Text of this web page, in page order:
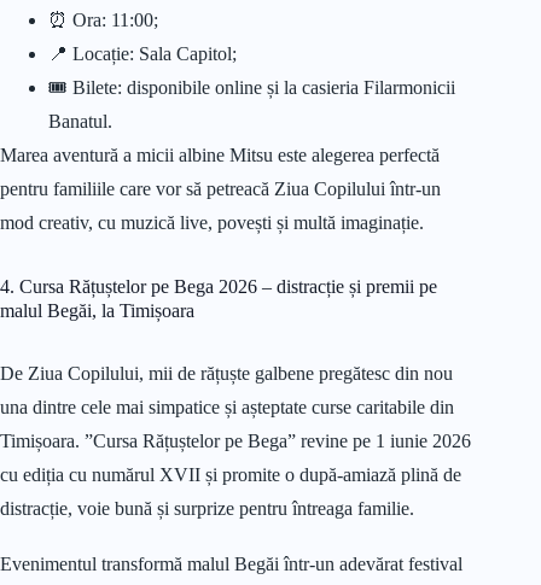
⏰ Ora: 11:00;
📍 Locație: Sala Capitol;
🎟️ Bilete: disponibile online și la casieria Filarmonicii
Banatul.
Marea aventură a micii albine Mitsu este alegerea perfectă
pentru familiile care vor să petreacă Ziua Copilului într-un
mod creativ, cu muzică live, povești și multă imaginație.
4. Cursa Rățuștelor pe Bega 2026 – distracție și premii pe
malul Begăi, la Timișoara
De Ziua Copilului, mii de rățuște galbene pregătesc din nou
una dintre cele mai simpatice și așteptate curse caritabile din
Timișoara. ”Cursa Rățuștelor pe Bega” revine pe 1 iunie 2026
cu ediția cu numărul XVII și promite o după-amiază plină de
distracție, voie bună și surprize pentru întreaga familie.
Evenimentul transformă malul Begăi într-un adevărat festival